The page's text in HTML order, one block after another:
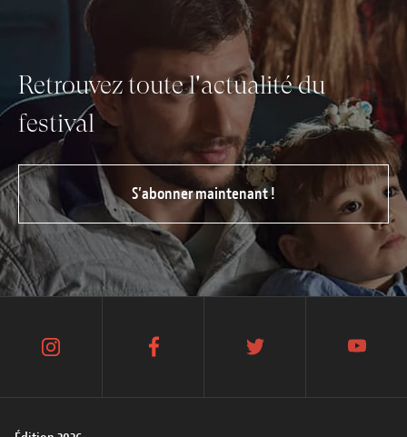
Retrouvez toute l'actualité du
festival
S’abonner maintenant !
instagram facebook twitter youtube